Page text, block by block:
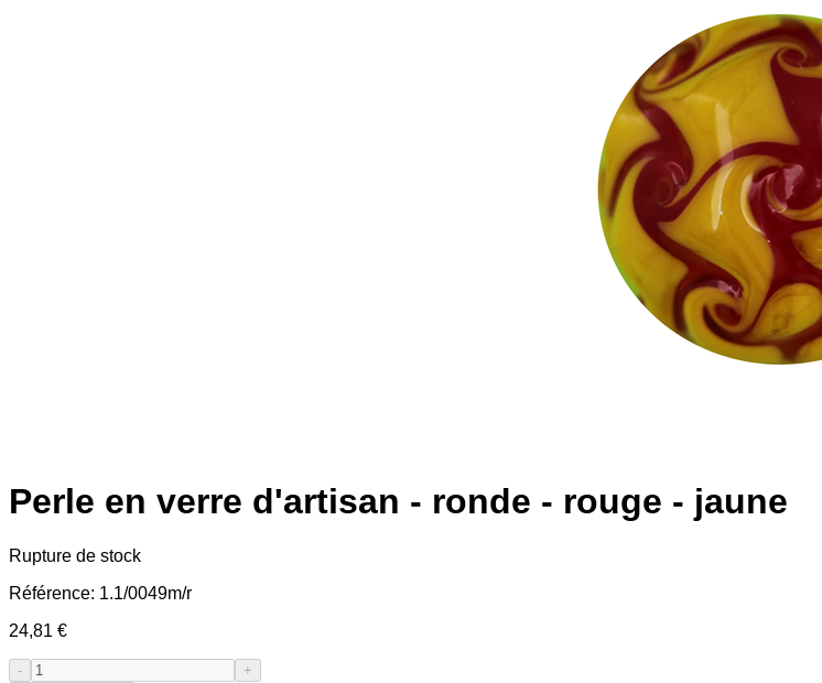
Perle en verre d'artisan - ronde - rouge - jaune
Rupture de stock
Référence: 1.1/0049m/r
24,81 €
-
+